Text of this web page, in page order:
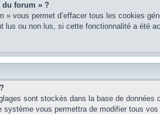
forum » ?
» vous permet d’effacer tous les cookies
lus ou non lus, si cette fonctionnalité a été
sont stockés dans la base de
système vous permettra de modifier tous